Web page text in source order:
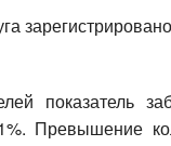
показатель
Превышение